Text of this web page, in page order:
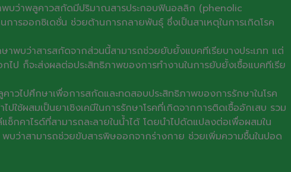
พบว่าพลูคาวสกัดมีปริมาณสารประกอบฟินอลลิก (phenolic
รออกซิเดชั่น ช่วยต้านการกลายพันธุ์ ซึ่งเป็นสาเหตุในการเกิดโรค
พบว่าสารสกัดจากส่วนนี้สามารถช่วยยับยั้งแบคทีเรียบางประเภท แต่
ก็จะส่งผลต่อประสิทธิภาพของการทำงานในการยับยั้งเชื้อแบคทีเรีย
ไปศึกษาเพื่อการสกัดและทดสอบประสิทธิภาพของการรักษาในโรค
ช้ผสมเป็นยาเชิงเคมีในการรักษาโรคที่เกิดจากการติดเชื้ออักเสบ รวม
กคาไรด์ที่สามารถละลายในน้ำได้ โดยนำไปดัดแปลงต่อเพื่อผสมใน
ว่าสามารถช่วยขับสารพิษออกจากร่างกาย ช่วยเพิ่มความชื้นในปอด